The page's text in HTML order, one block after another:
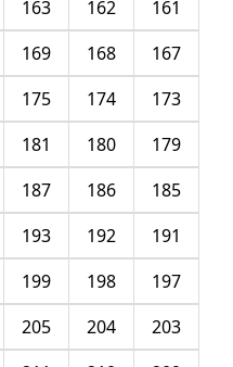
161
162
163
167
168
169
173
174
175
179
180
181
185
186
187
191
192
193
197
198
199
203
204
205